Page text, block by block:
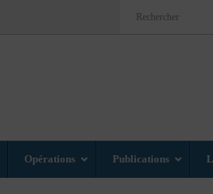
Opérations Publications